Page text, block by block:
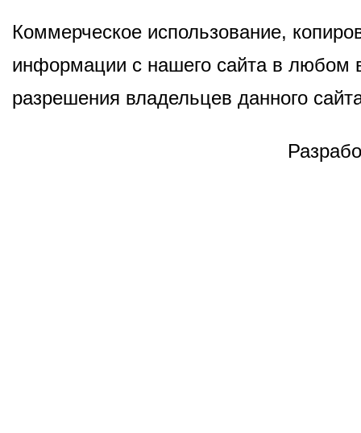
Коммерческое использование,
информации с нашего сайта в любом
разрешения владельцев данного